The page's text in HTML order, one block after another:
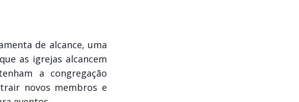
de alcance, uma
as igrejas alcancem
a congregação
novos membros e